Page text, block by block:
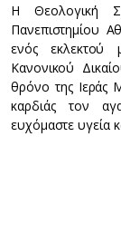
Η Θεολογική
Πανεπιστημίου
ενός εκλεκτού
Κανονικού
θρόνο της Ιεράς
καρδιάς τον
ευχόμαστε υγεία